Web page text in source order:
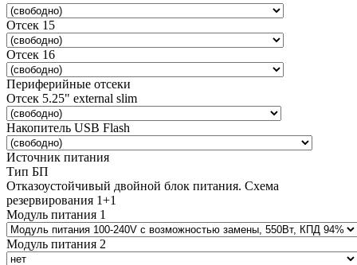
Отсек 15
Отсек 16
Периферийные отсеки
Отсек 5.25" external slim
Накопитель USB Flash
Источник питания
Тип БП
Отказоустойчивый двойной блок питания. Схема
резервирования 1+1
Модуль питания 1
Модуль питания 2